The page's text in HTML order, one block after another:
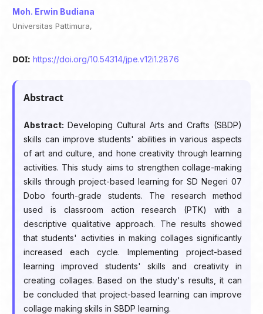
Moh. Erwin Budiana
Universitas Pattimura,
DOI: https://doi.org/10.54314/jpe.v12i1.2876
Abstract
Abstract: Developing Cultural Arts and Crafts (SBDP)
skills can improve students' abilities in various aspects
of art and culture, and hone creativity through learning
activities. This study aims to strengthen collage-making
skills through project-based learning for SD Negeri 07
Dobo fourth-grade students. The research method
used is classroom action research (PTK) with a
descriptive qualitative approach. The results showed
that students' activities in making collages significantly
increased each cycle. Implementing project-based
learning improved students' skills and creativity in
creating collages. Based on the study's results, it can
be concluded that project-based learning can improve
collage making skills in SBDP learning.